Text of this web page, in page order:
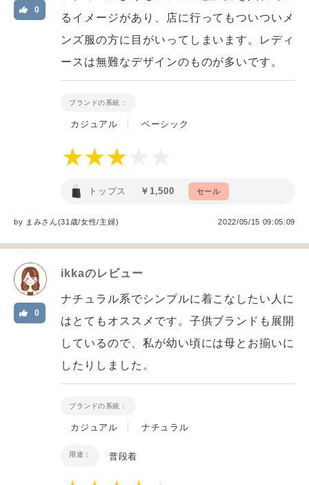
0
るイメージがあり、店に行ってもついついメ
ンズ服の方に目がいってしまいます。レディ
ースは無難なデザインのものが多いです。
ブランドの系統：
カジュアル ベーシック
トップス ￥1,500 セール
by まみさん(31歳/女性/主婦) 2022/05/15 09:05:09
ikkaのレビュー
0
ナチュラル系でシンプルに着こなしたい人に
はとてもオススメです。子供ブランドも展開
しているので、私が幼い頃には母とお揃いに
したりしました。
ブランドの系統：
カジュアル ナチュラル
用途： 普段着